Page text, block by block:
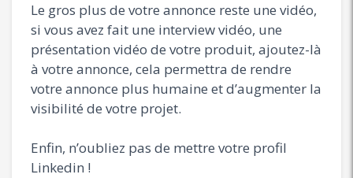
Le gros plus de votre annonce reste une vidéo,
si vous avez fait une interview vidéo, une
présentation vidéo de votre produit, ajoutez-là
à votre annonce, cela permettra de rendre
votre annonce plus humaine et d’augmenter la
visibilité de votre projet.
Enfin, n’oubliez pas de mettre votre profil
Linkedin !